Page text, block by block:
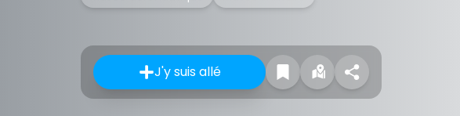
J'y suis allé